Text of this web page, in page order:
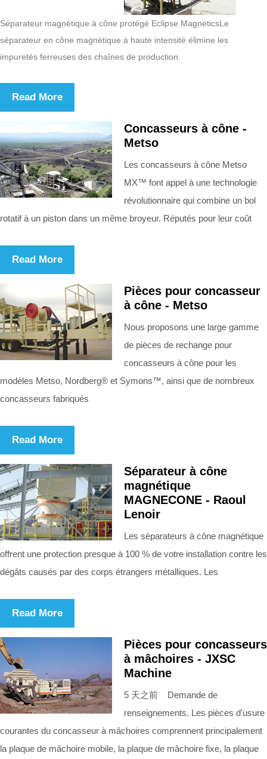
Séparateur magnétique à cône protégé Eclipse MagneticsLe
séparateur en cône magnétique à haute intensité élimine les
impuretés ferreuses des chaînes de production.
Read More
Concasseurs à cône -
Metso
Les concasseurs à cône Metso
MX™ font appel à une technologie
révolutionnaire qui combine un bol
rotatif à un piston dans un même broyeur. Réputés pour leur coût
Read More
Pièces pour concasseur
à cône - Metso
Nous proposons une large gamme
de pièces de rechange pour
concasseurs à cône pour les
modèles Metso, Nordberg® et Symons™, ainsi que de nombreux
concasseurs fabriqués
Read More
Séparateur à cône
magnétique
MAGNECONE - Raoul
Lenoir
Les séparateurs à cône magnétique
offrent une protection presque à 100 % de votre installation contre les
dégâts causés par des corps étrangers métalliques. Les
Read More
Pièces pour concasseurs
à mâchoires - JXSC
Machine
5 天之前 Demande de
renseignements. Les pièces d'usure
courantes du concasseur à mâchoires comprennent principalement
la plaque de mâchoire mobile, la plaque de mâchoire fixe, la plaque